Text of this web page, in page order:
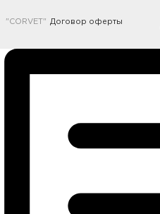
"CORVET" Договор оферты